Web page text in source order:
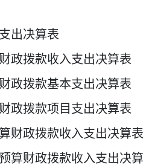
出决算表
政拨款收入支出决算表
政拨款基本支出决算表
政拨款项目支出决算表
财政拨款收入支出决算表
算财政拨款收入支出决